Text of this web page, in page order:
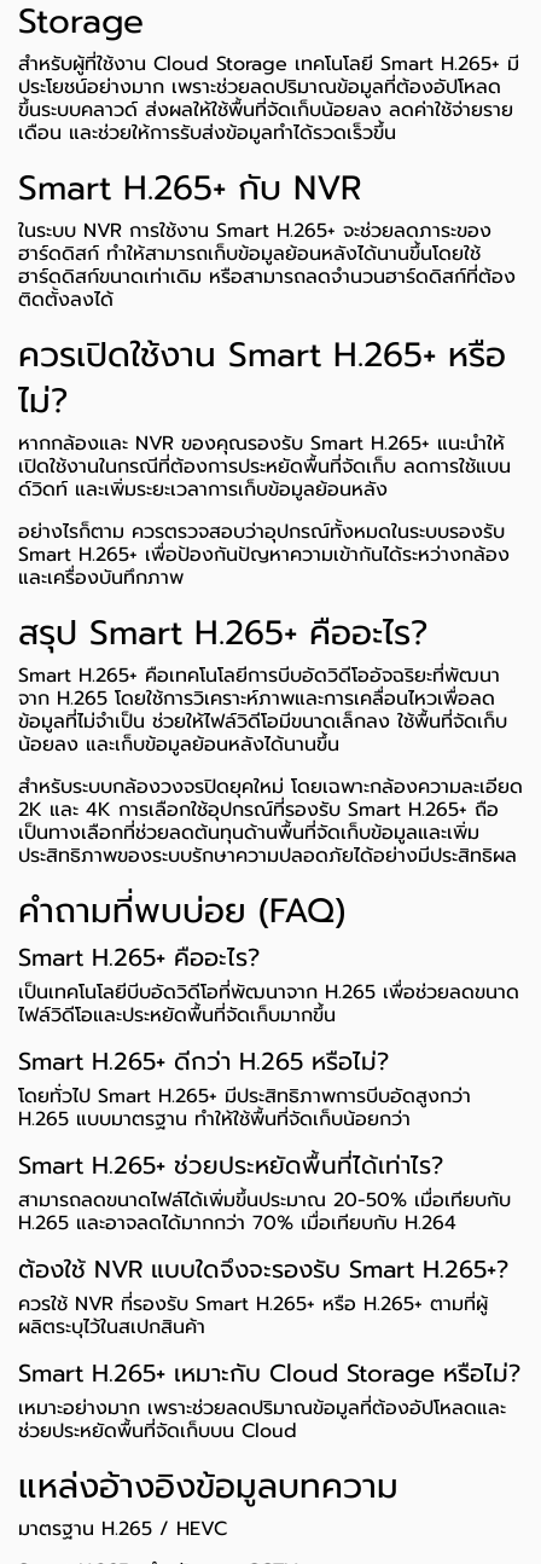
Storage
สำหรับผู้ที่ใช้งาน Cloud Storage เทคโนโลยี Smart H.265+ มี
ประโยชน์อย่างมาก เพราะช่วยลดปริมาณข้อมูลที่ต้องอัปโหลด
ขึ้นระบบคลาวด์ ส่งผลให้ใช้พื้นที่จัดเก็บน้อยลง ลดค่าใช้จ่ายราย
เดือน และช่วยให้การรับส่งข้อมูลทำได้รวดเร็วขึ้น
Smart H.265+ กับ NVR
ในระบบ NVR การใช้งาน Smart H.265+ จะช่วยลดภาระของ
ฮาร์ดดิสก์ ทำให้สามารถเก็บข้อมูลย้อนหลังได้นานขึ้นโดยใช้
ฮาร์ดดิสก์ขนาดเท่าเดิม หรือสามารถลดจำนวนฮาร์ดดิสก์ที่ต้อง
ติดตั้งลงได้
ควรเปิดใช้งาน Smart H.265+ หรือ
ไม่?
หากกล้องและ NVR ของคุณรองรับ Smart H.265+ แนะนำให้
เปิดใช้งานในกรณีที่ต้องการประหยัดพื้นที่จัดเก็บ ลดการใช้แบน
ด์วิดท์ และเพิ่มระยะเวลาการเก็บข้อมูลย้อนหลัง
อย่างไรก็ตาม ควรตรวจสอบว่าอุปกรณ์ทั้งหมดในระบบรองรับ
Smart H.265+ เพื่อป้องกันปัญหาความเข้ากันได้ระหว่างกล้อง
และเครื่องบันทึกภาพ
สรุป Smart H.265+ คืออะไร?
Smart H.265+ คือเทคโนโลยีการบีบอัดวิดีโออัจฉริยะที่พัฒนา
จาก H.265 โดยใช้การวิเคราะห์ภาพและการเคลื่อนไหวเพื่อลด
ข้อมูลที่ไม่จำเป็น ช่วยให้ไฟล์วิดีโอมีขนาดเล็กลง ใช้พื้นที่จัดเก็บ
น้อยลง และเก็บข้อมูลย้อนหลังได้นานขึ้น
สำหรับระบบกล้องวงจรปิดยุคใหม่ โดยเฉพาะกล้องความละเอียด
2K และ 4K การเลือกใช้อุปกรณ์ที่รองรับ Smart H.265+ ถือ
เป็นทางเลือกที่ช่วยลดต้นทุนด้านพื้นที่จัดเก็บข้อมูลและเพิ่ม
ประสิทธิภาพของระบบรักษาความปลอดภัยได้อย่างมีประสิทธิผล
คำถามที่พบบ่อย (FAQ)
Smart H.265+ คืออะไร?
เป็นเทคโนโลยีบีบอัดวิดีโอที่พัฒนาจาก H.265 เพื่อช่วยลดขนาด
ไฟล์วิดีโอและประหยัดพื้นที่จัดเก็บมากขึ้น
Smart H.265+ ดีกว่า H.265 หรือไม่?
โดยทั่วไป Smart H.265+ มีประสิทธิภาพการบีบอัดสูงกว่า
H.265 แบบมาตรฐาน ทำให้ใช้พื้นที่จัดเก็บน้อยกว่า
Smart H.265+ ช่วยประหยัดพื้นที่ได้เท่าไร?
สามารถลดขนาดไฟล์ได้เพิ่มขึ้นประมาณ 20-50% เมื่อเทียบกับ
H.265 และอาจลดได้มากกว่า 70% เมื่อเทียบกับ H.264
ต้องใช้ NVR แบบใดจึงจะรองรับ Smart H.265+?
ควรใช้ NVR ที่รองรับ Smart H.265+ หรือ H.265+ ตามที่ผู้
ผลิตระบุไว้ในสเปกสินค้า
Smart H.265+ เหมาะกับ Cloud Storage หรือไม่?
เหมาะอย่างมาก เพราะช่วยลดปริมาณข้อมูลที่ต้องอัปโหลดและ
ช่วยประหยัดพื้นที่จัดเก็บบน Cloud
แหล่งอ้างอิงข้อมูลบทความ
มาตรฐาน H.265 / HEVC